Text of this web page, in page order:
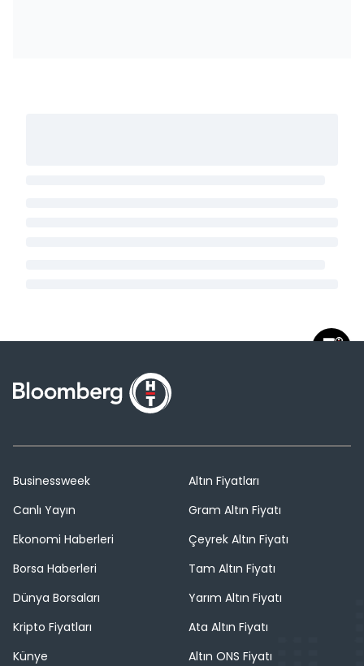
Businessweek
Canlı Yayın
Ekonomi Haberleri
Borsa Haberleri
Dünya Borsaları
Kripto Fiyatları
Künye
Altın Fiyatları
Gram Altın Fiyatı
Çeyrek Altın Fiyatı
Tam Altın Fiyatı
Yarım Altın Fiyatı
Ata Altın Fiyatı
Altın ONS Fiyatı